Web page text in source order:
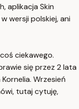
aplikacja Skin
wersji polskiej, ani
ciekawego.
się przez 2 lata
Wrzesień
tutaj cytuję,